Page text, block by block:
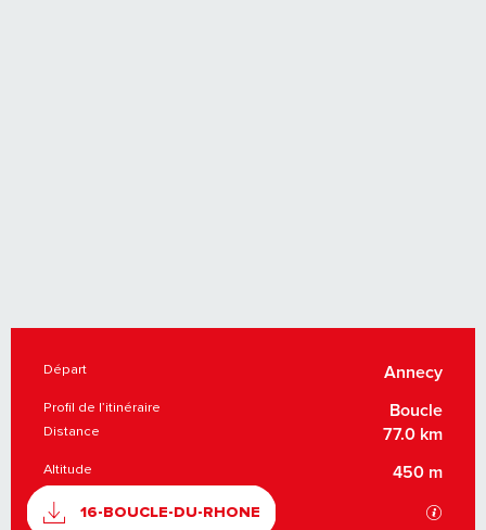
INFORMATIONS PRATIQUES
Départ Annecy
Profil de l’itinéraire Boucle
Distance 77.0 km
Altitude 450 m
DOCUMENTATION
16-BOUCLE-DU-RHONE